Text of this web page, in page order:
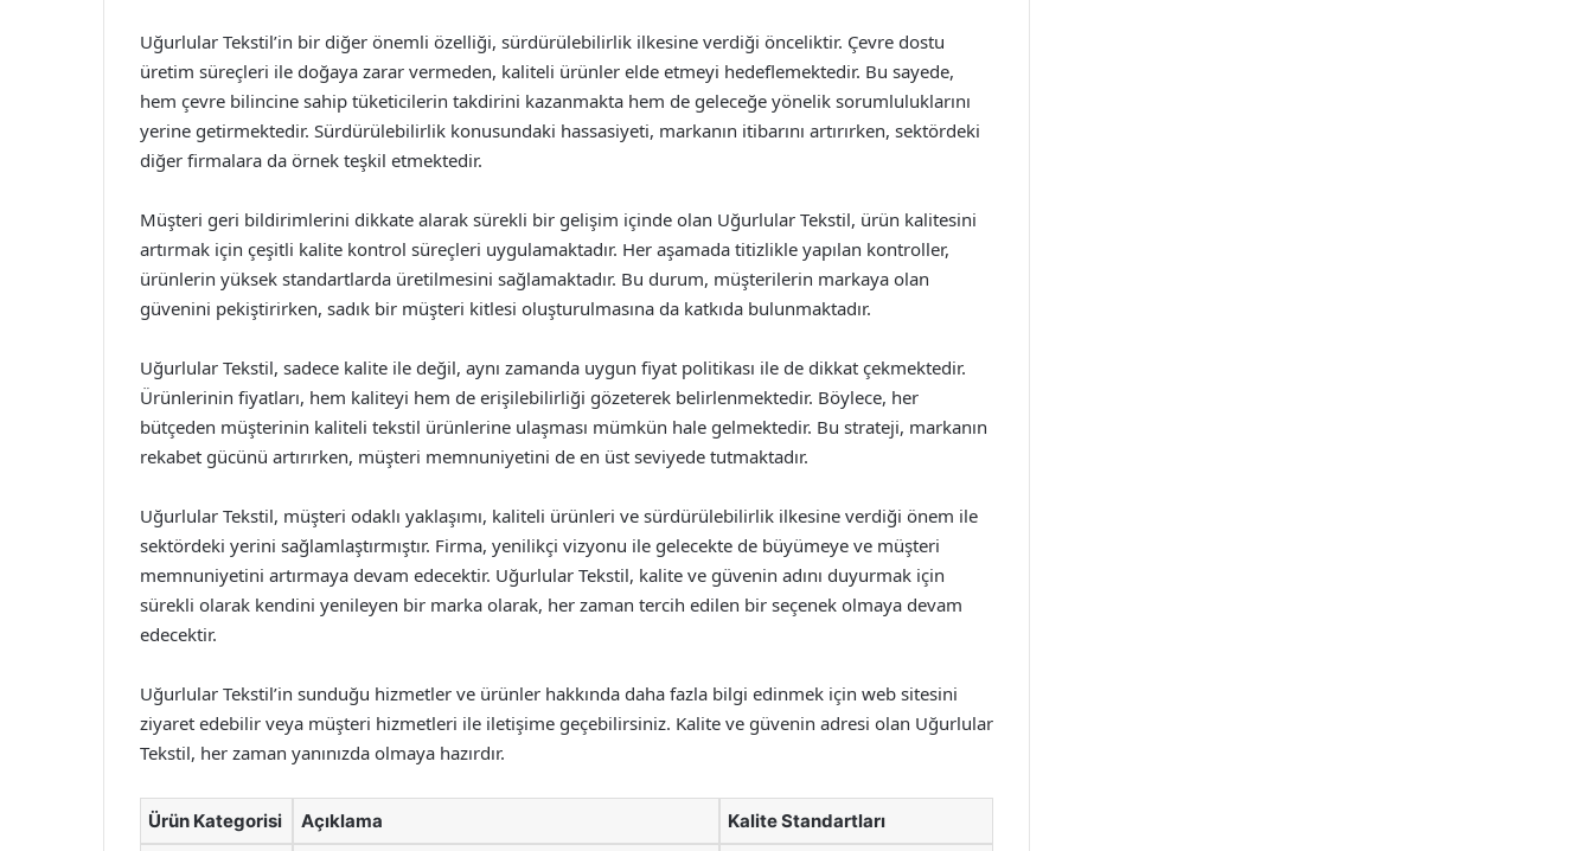
Uğurlular Tekstil’in bir diğer önemli özelliği, sürdürülebilirlik ilkesine verdiği önceliktir. Çevre dostu
üretim süreçleri ile doğaya zarar vermeden, kaliteli ürünler elde etmeyi hedeflemektedir. Bu sayede,
hem çevre bilincine sahip tüketicilerin takdirini kazanmakta hem de geleceğe yönelik sorumluluklarını
yerine getirmektedir. Sürdürülebilirlik konusundaki hassasiyeti, markanın itibarını artırırken, sektördeki
diğer firmalara da örnek teşkil etmektedir.
Müşteri geri bildirimlerini dikkate alarak sürekli bir gelişim içinde olan Uğurlular Tekstil, ürün kalitesini
artırmak için çeşitli kalite kontrol süreçleri uygulamaktadır. Her aşamada titizlikle yapılan kontroller,
ürünlerin yüksek standartlarda üretilmesini sağlamaktadır. Bu durum, müşterilerin markaya olan
güvenini pekiştirirken, sadık bir müşteri kitlesi oluşturulmasına da katkıda bulunmaktadır.
Uğurlular Tekstil, sadece kalite ile değil, aynı zamanda uygun fiyat politikası ile de dikkat çekmektedir.
Ürünlerinin fiyatları, hem kaliteyi hem de erişilebilirliği gözeterek belirlenmektedir. Böylece, her
bütçeden müşterinin kaliteli tekstil ürünlerine ulaşması mümkün hale gelmektedir. Bu strateji, markanın
rekabet gücünü artırırken, müşteri memnuniyetini de en üst seviyede tutmaktadır.
Uğurlular Tekstil, müşteri odaklı yaklaşımı, kaliteli ürünleri ve sürdürülebilirlik ilkesine verdiği önem ile
sektördeki yerini sağlamlaştırmıştır. Firma, yenilikçi vizyonu ile gelecekte de büyümeye ve müşteri
memnuniyetini artırmaya devam edecektir. Uğurlular Tekstil, kalite ve güvenin adını duyurmak için
sürekli olarak kendini yenileyen bir marka olarak, her zaman tercih edilen bir seçenek olmaya devam
edecektir.
Uğurlular Tekstil’in sunduğu hizmetler ve ürünler hakkında daha fazla bilgi edinmek için web sitesini
ziyaret edebilir veya müşteri hizmetleri ile iletişime geçebilirsiniz. Kalite ve güvenin adresi olan Uğurlular
Tekstil, her zaman yanınızda olmaya hazırdır.
Ürün Kategorisi Açıklama Kalite Standartları